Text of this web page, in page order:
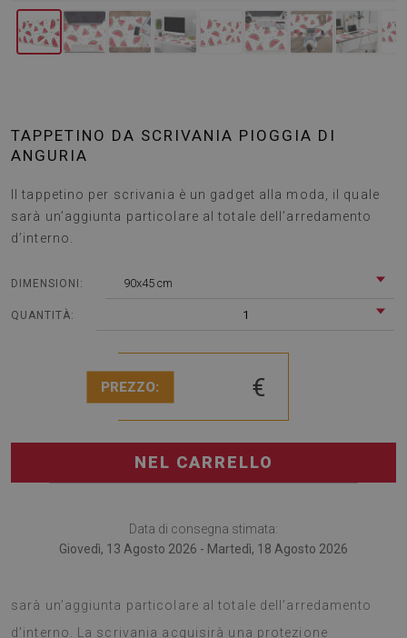
TAPPETINO DA SCRIVANIA PIOGGIA DI
ANGURIA
Il tappetino per scrivania è un gadget alla moda, il quale
sarà un’aggiunta particolare al totale dell’arredamento
d’interno.
DIMENSIONI: 90x45 cm
QUANTITÀ: 1
PREZZO: €
NEL CARRELLO
Data di consegna stimata:
Giovedì, 13 Agosto 2026 - Martedì, 18 Agosto 2026
sarà un’aggiunta particolare al totale dell’arredamento
d’interno. La scrivania acquisirà una protezione